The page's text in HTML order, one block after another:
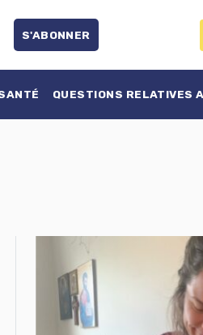
S'ABONNER
QUESTIONS RELATIVES